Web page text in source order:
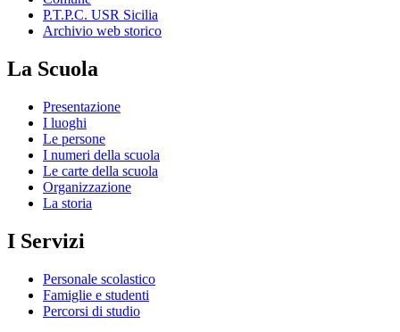
P.T.P.C. USR Sicilia
Archivio web storico
La Scuola
Presentazione
I luoghi
Le persone
I numeri della scuola
Le carte della scuola
Organizzazione
La storia
I Servizi
Personale scolastico
Famiglie e studenti
Percorsi di studio